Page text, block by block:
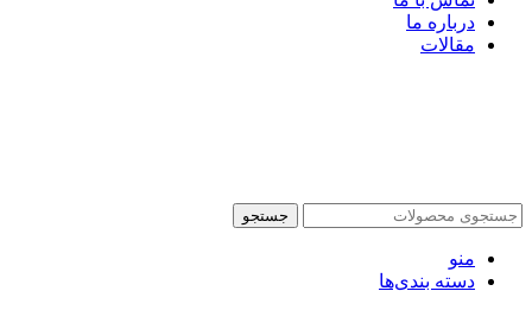
درباره ما
مقالات
جستجو
منو
دسته بندی‌ها